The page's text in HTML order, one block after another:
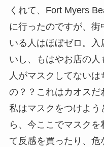
くれて、Fort Myers
に行ったのですが、
いる人はほぼゼロ。
いし、もはやお店の
人がマスクしてない
の？？これはカオスだ
私はマスクをつけよ
ら、今ここでマスク
て反感を買ったり、